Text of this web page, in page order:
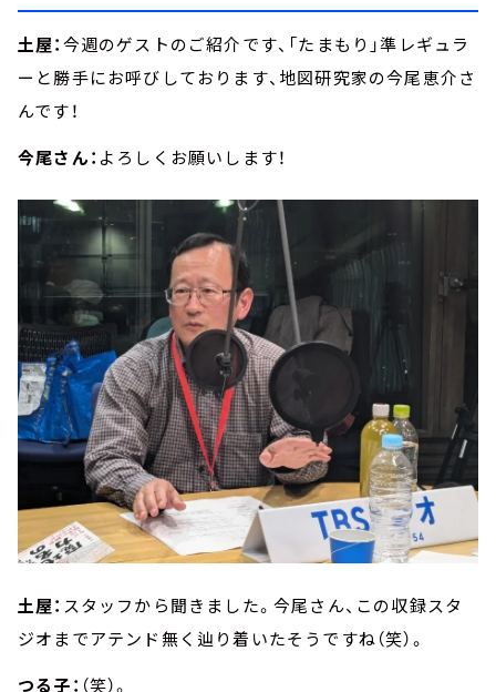
土屋：今週のゲストのご紹介です、「たまもり」準レギュラ
ーと勝手にお呼びしております、地図研究家の今尾恵介さ
んです！
今尾さん： よろしくお願いします！
土屋： スタッフから聞きました。今尾さん、この収録スタ
ジオまでアテンド無く辿り着いたそうですね（笑）。
つる子： （笑）。